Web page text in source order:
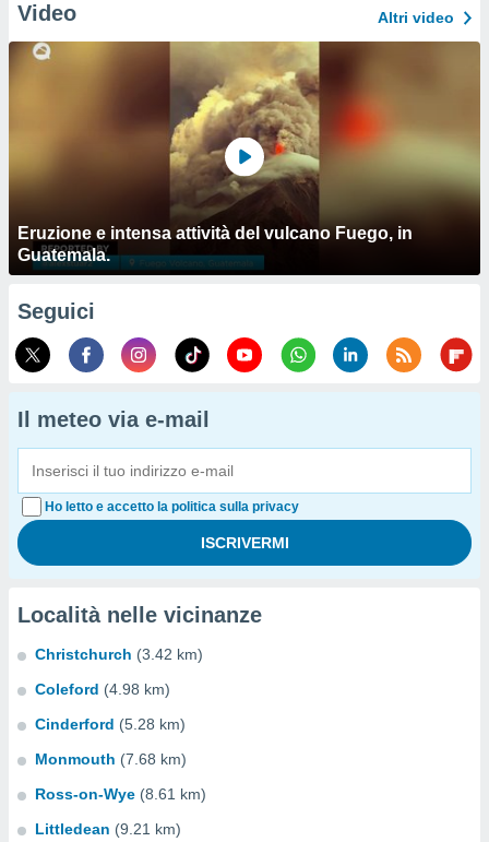
Video Altri video
Eruzione e intensa attività del vulcano Fuego, in
Guatemala.
Seguici
Il meteo via e-mail
Ho letto e accetto la politica sulla privacy
Località nelle vicinanze
Christchurch (3.42 km)
Coleford (4.98 km)
Cinderford (5.28 km)
Monmouth (7.68 km)
Ross-on-Wye (8.61 km)
Littledean (9.21 km)